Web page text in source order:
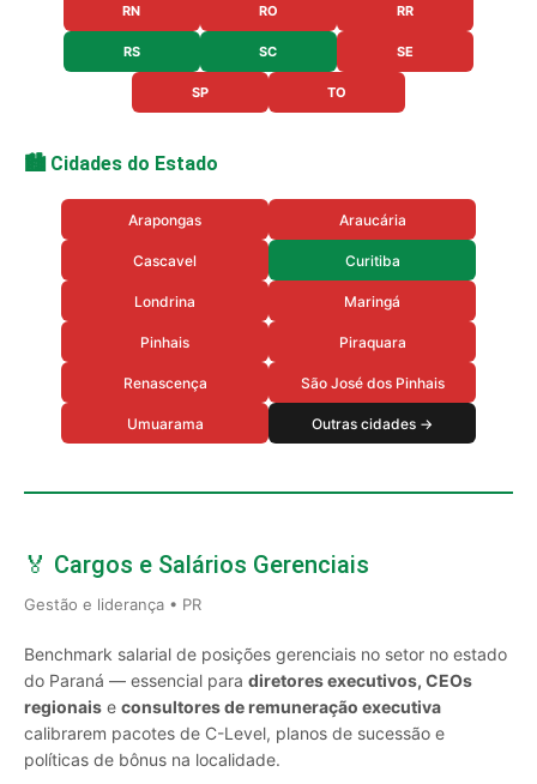
RN RO RR
RS SC SE
SP TO
🏙️ Cidades do Estado
Arapongas Araucária
Cascavel Curitiba
Londrina Maringá
Pinhais Piraquara
Renascença São José dos Pinhais
Umuarama Outras cidades →
🏅 Cargos e Salários Gerenciais
Gestão e liderança • PR
Benchmark salarial de posições gerenciais no setor no estado
do Paraná — essencial para diretores executivos, CEOs
regionais e consultores de remuneração executiva
calibrarem pacotes de C-Level, planos de sucessão e
políticas de bônus na localidade.